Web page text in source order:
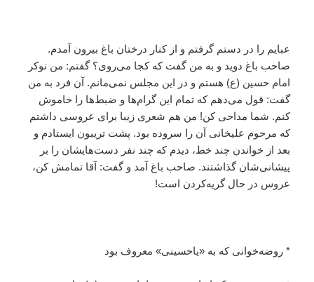
عبایم را در دستم گرفتم و از کنار درختان باغ بیرون آمدم.
صاحب باغ دوید و به من گفت که کجا می‌روی؟ گفتم: من نوکر
امام حسین (ع) هستم و در این مجلس نمی‌مانم. آن فرد به من
گفت: قول می‌دهم که تمام این گرام‌ها و ضبط‌ها را خاموش
کنم. شما مداحی کن! من هم شعری زیبا برای عروسی داشتم
که مرحوم علیخانی آن را سروده بود. پشت تریبون ایستادم و
بعد از خواندن چند خط، دیدم که چند نفر دست‌هایشان را بر
پیشانی‌شان گذاشتند. صاحب باغ آمد و گفت: آقا تمامش کن،
عروس در حال گریه‌کردن است!
* روضه‌خوانی که به «یاحسینی» معروف بود